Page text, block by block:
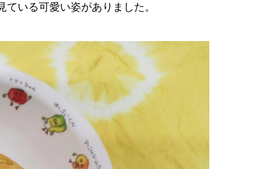
いる可愛い姿がありました。